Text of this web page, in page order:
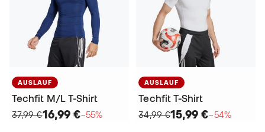
AUSLAUF
Techfit M/L T-Shirt
37,99 €16,99 €−55%
AUSLAUF
Techfit T-Shirt
34,99 €15,99 €−54%